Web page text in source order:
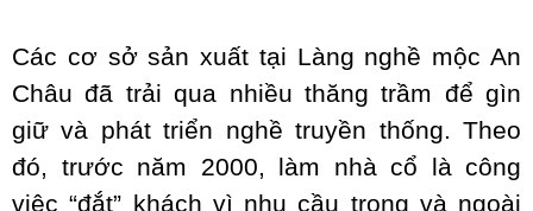
Các cơ sở sản xuất tại Làng nghề mộc An
Châu đã trải qua nhiều thăng trầm để gìn
giữ và phát triển nghề truyền thống. Theo
đó, trước năm 2000, làm nhà cổ là công
việc “đắt” khách vì nhu cầu trong và ngoài